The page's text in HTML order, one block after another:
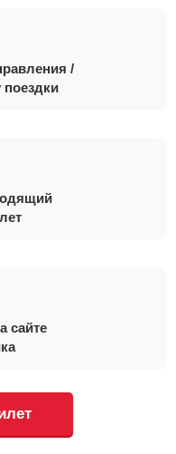
/
поездки
сайте